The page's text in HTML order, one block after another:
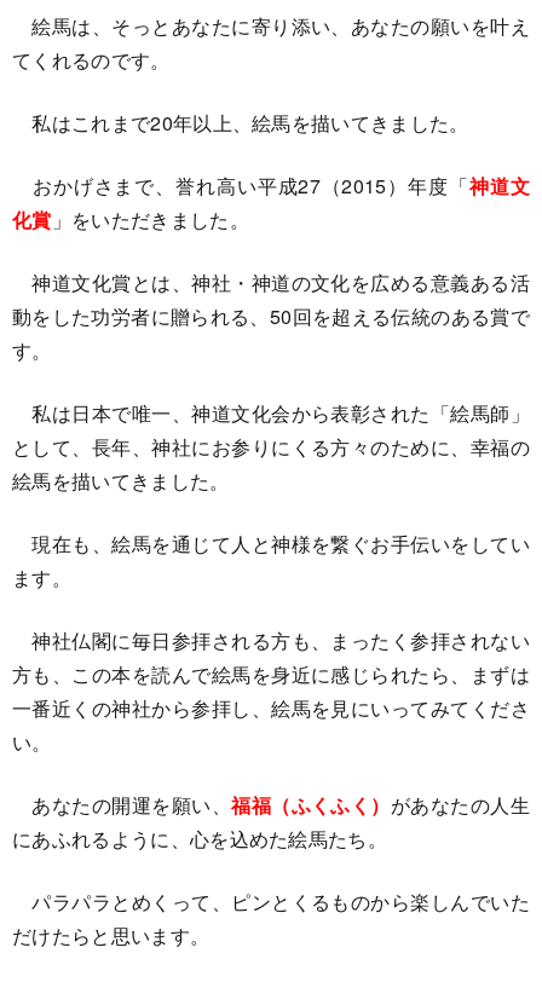
絵馬は、そっとあなたに寄り添い、あなたの願いを叶え
てくれるのです。
私はこれまで20年以上、絵馬を描いてきました。
おかげさまで、誉れ高い平成27（2015）年度「神道文
化賞 」をいただきました。
神道文化賞とは、神社・神道の文化を広める意義ある活
動をした功労者に贈られる、50回を超える伝統のある賞で
す。
私は日本で唯一、神道文化会から表彰された「絵馬師」
として、長年、神社にお参りにくる方々のために、幸福の
絵馬を描いてきました。
現在も、絵馬を通じて人と神様を繋ぐお手伝いをしてい
ます。
神社仏閣に毎日参拝される方も、まったく参拝されない
方も、この本を読んで絵馬を身近に感じられたら、まずは
一番近くの神社から参拝し、絵馬を見にいってみてくださ
い。
あなたの開運を願い、福福（ふくふく） があなたの人生
にあふれるように、心を込めた絵馬たち。
パラパラとめくって、ピンとくるものから楽しんでいた
だけたらと思います。